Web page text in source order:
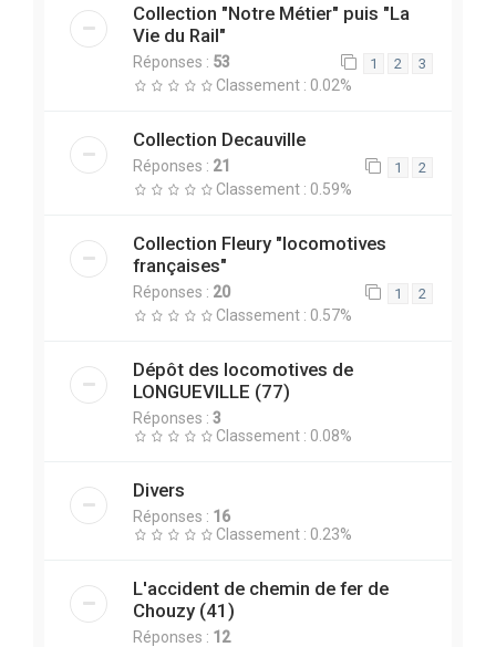
Collection "Notre Métier" puis "La
Vie du Rail"
Réponses : 53 1 2 3
Classement : 0.02%
Collection Decauville
Réponses : 21 1 2
Classement : 0.59%
Collection Fleury "locomotives
françaises"
Réponses : 20 1 2
Classement : 0.57%
Dépôt des locomotives de
LONGUEVILLE (77)
Réponses : 3
Classement : 0.08%
Divers
Réponses : 16
Classement : 0.23%
L'accident de chemin de fer de
Chouzy (41)
Réponses : 12